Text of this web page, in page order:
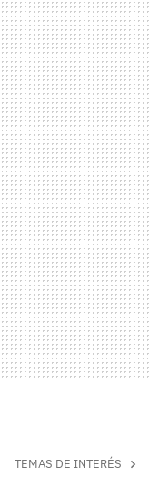
TEMAS DE INTERÉS